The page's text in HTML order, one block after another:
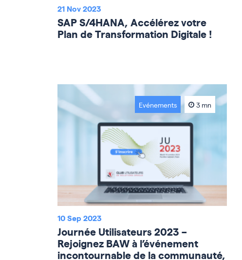
21 Nov 2023
SAP S/4HANA, Accélérez votre
Plan de Transformation Digitale !
Evénements 3 mn
10 Sep 2023
Journée Utilisateurs 2023 –
Rejoignez BAW à l’événement
incontournable de la communauté,